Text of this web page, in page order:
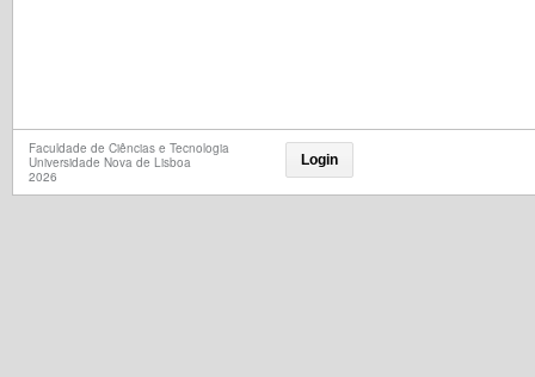
Faculdade de Ciências e Tecnologia
Universidade Nova de Lisboa
2026
Login